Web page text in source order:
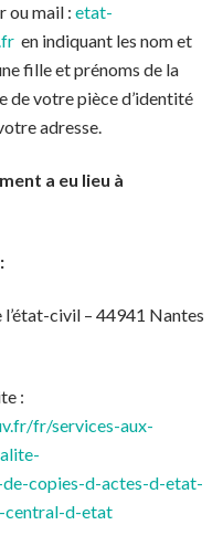
ou mail : etat-
en indiquant les nom et
fille et prénoms de la
de votre pièce d’identité
adresse.
a eu lieu à
l’état-civil – 44941 Nantes
:
fr/services-aux-
copies-d-actes-d-etat-
central-d-etat